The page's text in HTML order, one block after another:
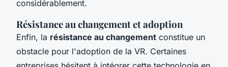
considérablement.
Résistance au changement et adoption
Enfin, la résistance au changement constitue un
obstacle pour l'adoption de la VR. Certaines